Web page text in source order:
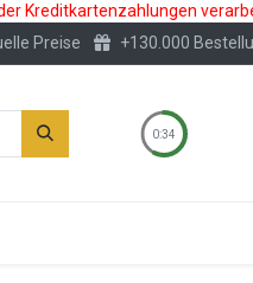
Kreditkartenzahlungen
Preise +130.000
0:34